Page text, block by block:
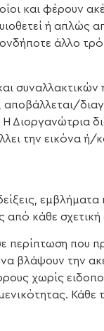
και φέρουν
ή απλώς
άλλο
αποβάλλεται/
Διοργανώτρια
την εικόνα ή/
εμβλήματα
κάθε σχετική
περίπτωση που
βλάψουν την
χωρίς